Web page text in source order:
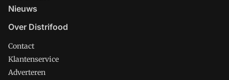
Nieuws
Over Distrifood
Contact
Klantenservice
Adverteren